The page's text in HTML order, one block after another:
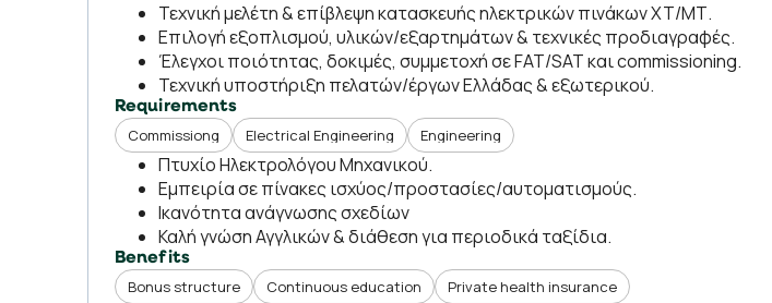
Τεχνική μελέτη & επίβλεψη κατασκευής ηλεκτρικών πινάκων ΧΤ/ΜΤ.
Επιλογή εξοπλισμού, υλικών/εξαρτημάτων & τεχνικές προδιαγραφές.
Έλεγχοι ποιότητας, δοκιμές, συμμετοχή σε FAT/SAT και commissioning.
Τεχνική υποστήριξη πελατών/έργων Ελλάδας & εξωτερικού.
Requirements
Commissiong Electrical Engineering Engineering
Πτυχίο Ηλεκτρολόγου Μηχανικού.
Εμπειρία σε πίνακες ισχύος/προστασίες/αυτοματισμούς.
Ικανότητα ανάγνωσης σχεδίων
Καλή γνώση Αγγλικών & διάθεση για περιοδικά ταξίδια.
Benefits
Bonus structure Continuous education Private health insurance